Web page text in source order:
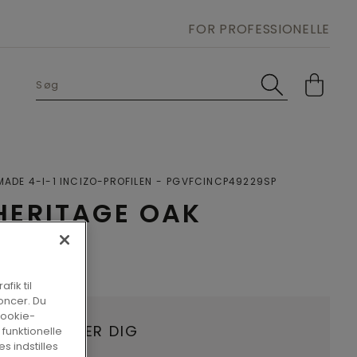
FOR PROFESSIONELLE
OAK
4-I-1 INCIZO-PROFILEN PGVFCINCP49229SP
NÆR DIG
til
Du
indstilles